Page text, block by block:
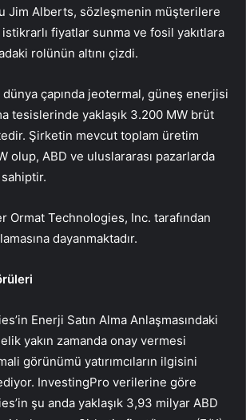
Jim Alberts, sözleşmenin müşterilere
fiyatlar sunma ve fosil yakıtlara
rolünün altını çizdi.
dünya çapında jeotermal, güneş enerjisi
tesislerinde yaklaşık 3.200 MW brüt
Şirketin mevcut toplam üretim
olup, ABD ve uluslararası pazarlarda
Ormat Technologies, Inc. tarafından
dayanmaktadır.
Enerji Satın Alma Anlaşmasındaki
yakın zamanda onay vermesi
görünümü yatırımcıların ilgisini
InvestingPro verilerine göre
şu anda yaklaşık 3,93 milyar ABD